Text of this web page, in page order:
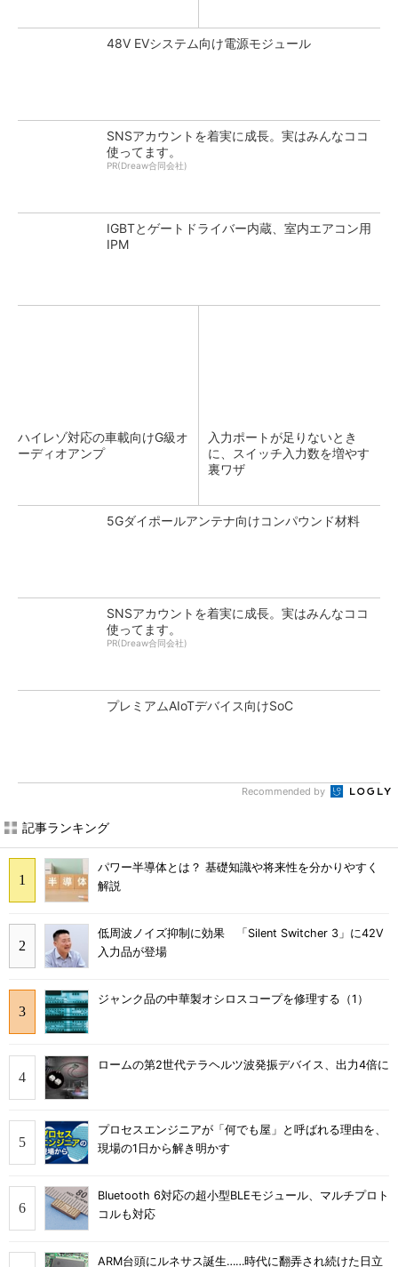
48V EVシステム向け電源モジュール
SNSアカウントを着実に成長。実はみんなココ
使ってます。
PR(Dreaw合同会社)
IGBTとゲートドライバー内蔵、室内エアコン用
IPM
ハイレゾ対応の車載向けG級オ
ーディオアンプ
入力ポートが足りないとき
に、スイッチ入力数を増やす
裏ワザ
5Gダイポールアンテナ向けコンパウンド材料
SNSアカウントを着実に成長。実はみんなココ
使ってます。
PR(Dreaw合同会社)
プレミアムAIoTデバイス向けSoC
Recommended by
記事ランキング
パワー半導体とは？ 基礎知識や将来性を分かりやすく
解説
低周波ノイズ抑制に効果 「Silent Switcher 3」に42V
入力品が登場
ジャンク品の中華製オシロスコープを修理する（1）
ロームの第2世代テラヘルツ波発振デバイス、出力4倍に
プロセスエンジニアが「何でも屋」と呼ばれる理由を、
現場の1日から解き明かす
Bluetooth 6対応の超小型BLEモジュール、マルチプロト
コルも対応
ARM台頭にルネサス誕生……時代に翻弄され続けた日立